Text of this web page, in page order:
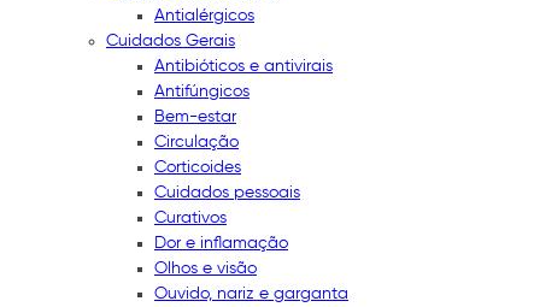
Antialérgicos
Cuidados Gerais
Antibióticos e antivirais
Antifúngicos
Bem-estar
Circulação
Corticoides
Cuidados pessoais
Curativos
Dor e inflamação
Olhos e visão
Ouvido, nariz e garganta